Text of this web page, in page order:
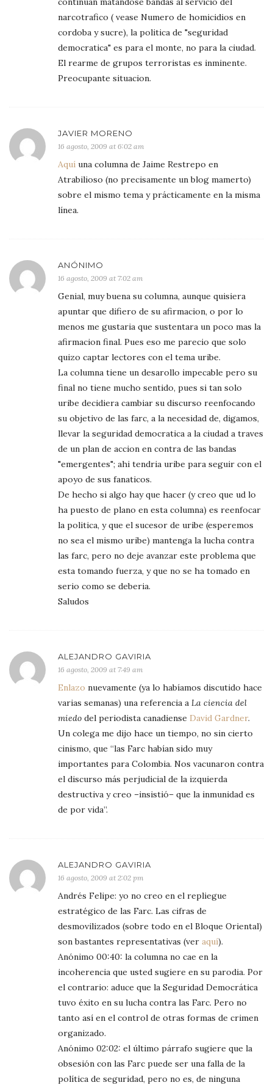
narcotrafico ( vease Numero de homicidios en
cordoba y sucre), la politica de "seguridad
democratica" es para el monte, no para la ciudad.
El rearme de grupos terroristas es inminente.
Preocupante situacion.
JAVIER MORENO
16 agosto, 2009 at 6:02 am
Aquí una columna de Jaime Restrepo en
Atrabilioso (no precisamente un blog mamerto)
sobre el mismo tema y prácticamente en la misma
línea.
ANÓNIMO
16 agosto, 2009 at 7:02 am
Genial, muy buena su columna, aunque quisiera
apuntar que difiero de su afirmacion, o por lo
menos me gustaria que sustentara un poco mas la
afirmacion final. Pues eso me parecio que solo
quizo captar lectores con el tema uribe.
La columna tiene un desarollo impecable pero su
final no tiene mucho sentido, pues si tan solo
uribe decidiera cambiar su discurso reenfocando
su objetivo de las farc, a la necesidad de, digamos,
llevar la seguridad democratica a la ciudad a traves
de un plan de accion en contra de las bandas
"emergentes"; ahi tendria uribe para seguir con el
apoyo de sus fanaticos.
De hecho si algo hay que hacer (y creo que ud lo
ha puesto de plano en esta columna) es reenfocar
la politica, y que el sucesor de uribe (esperemos
no sea el mismo uribe) mantenga la lucha contra
las farc, pero no deje avanzar este problema que
esta tomando fuerza, y que no se ha tomado en
serio como se deberia.
Saludos
ALEJANDRO GAVIRIA
16 agosto, 2009 at 7:49 am
Enlazo nuevamente (ya lo habíamos discutido hace
varias semanas) una referencia a La ciencia del
miedo del periodista canadiense David Gardner.
Un colega me dijo hace un tiempo, no sin cierto
cinismo, que “las Farc habían sido muy
importantes para Colombia. Nos vacunaron contra
el discurso más perjudicial de la izquierda
destructiva y creo –insistió– que la inmunidad es
de por vida”.
ALEJANDRO GAVIRIA
16 agosto, 2009 at 2:02 pm
Andrés Felipe: yo no creo en el repliegue
estratégico de las Farc. Las cifras de
desmovilizados (sobre todo en el Bloque Oriental)
son bastantes representativas (ver aquí).
Anónimo 00:40: la columna no cae en la
incoherencia que usted sugiere en su parodia. Por
el contrario: aduce que la Seguridad Democrática
tuvo éxito en su lucha contra las Farc. Pero no
tanto así en el control de otras formas de crimen
organizado.
Anónimo 02:02: el último párrafo sugiere que la
obsesión con las Farc puede ser una falla de la
política de seguridad, pero no es, de ninguna